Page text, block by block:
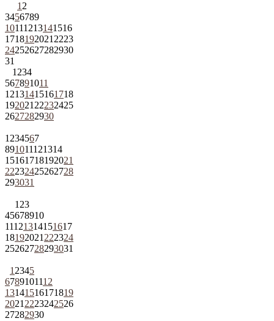
1 2
3456789
10111213141516
1718192021 2223
24252627282930
31
1 234
567891011
12131415161718
192021 22232425
2627282930
1 234567
891011121314
15161718192021
22232425262728
293031
1 23
45678910
11121314151617
18192021 222324
25262728293031
1 2345
6789101112
13141516171819
2021 2223242526
27282930